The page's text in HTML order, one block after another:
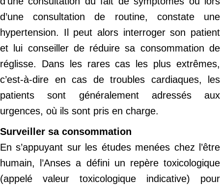
d’une consultation de routine, constate une
hypertension. Il peut alors interroger son patient
et lui conseiller de réduire sa consommation de
réglisse. Dans les rares cas les plus extrêmes,
c’est-à-dire en cas de troubles cardiaques, les
patients sont généralement adressés aux
urgences, où ils sont pris en charge.
Surveiller sa consommation
En s’appuyant sur les études menées chez l’être
humain, l’Anses a défini un repère toxicologique
(appelé valeur toxicologique indicative) pour